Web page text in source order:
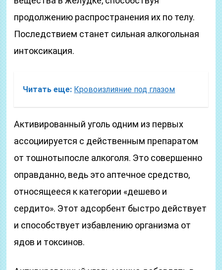
продолжению распространения их по телу.
Последствием станет сильная алкогольная
интоксикация.
Читать еще: Кровоизлияние под глазом
Активированный уголь одним из первых
ассоциируется с действенным препаратом
от тошнотыпосле алкоголя. Это совершенно
оправданно, ведь это аптечное средство,
относящееся к категории «дешево и
сердито». Этот адсорбент быстро действует
и способствует избавлению организма от
ядов и токсинов.